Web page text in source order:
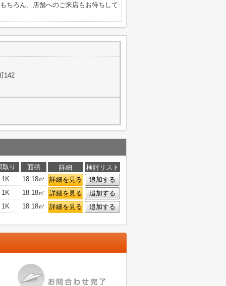
ちろん、店舗へのご来店もお待ちして
142
取り 面積 詳細
検討リスト
1K
18.18㎡ 詳細を見る
追加する
1K
18.18㎡ 詳細を見る
追加する
1K
18.18㎡ 詳細を見る 追加する